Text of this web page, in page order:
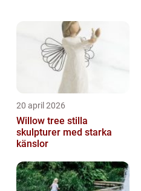
20 april 2026
Willow tree stilla
skulpturer med starka
känslor